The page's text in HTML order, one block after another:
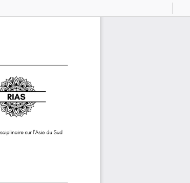
Download
View